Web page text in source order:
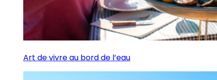
Art de vivre au bord de l’eau